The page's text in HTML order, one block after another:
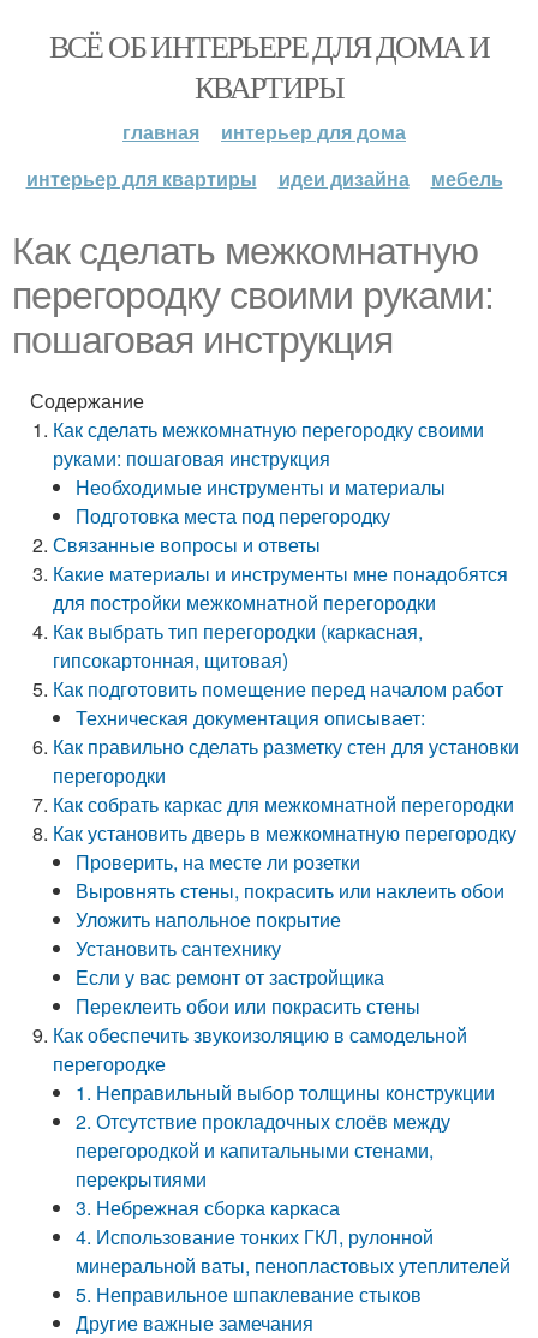
ВСЁ ОБ ИНТЕРЬЕРЕ ДЛЯ ДОМА И
КВАРТИРЫ
главная
интерьер для дома
интерьер для квартиры
идеи дизайна мебель
Как сделать межкомнатную
перегородку своими руками:
пошаговая инструкция
Содержание
Как сделать межкомнатную перегородку своими
руками: пошаговая инструкция
Необходимые инструменты и материалы
Подготовка места под перегородку
Связанные вопросы и ответы
Какие материалы и инструменты мне понадобятся
для постройки межкомнатной перегородки
Как выбрать тип перегородки (каркасная,
гипсокартонная, щитовая)
Как подготовить помещение перед началом работ
Техническая документация описывает:
Как правильно сделать разметку стен для установки
перегородки
Как собрать каркас для межкомнатной перегородки
Как установить дверь в межкомнатную перегородку
Проверить, на месте ли розетки
Выровнять стены, покрасить или наклеить обои
Уложить напольное покрытие
Установить сантехнику
Если у вас ремонт от застройщика
Переклеить обои или покрасить стены
Как обеспечить звукоизоляцию в самодельной
перегородке
1. Неправильный выбор толщины конструкции
2. Отсутствие прокладочных слоёв между
перегородкой и капитальными стенами,
перекрытиями
3. Небрежная сборка каркаса
4. Использование тонких ГКЛ, рулонной
минеральной ваты, пенопластовых утеплителей
5. Неправильное шпаклевание стыков
Другие важные замечания